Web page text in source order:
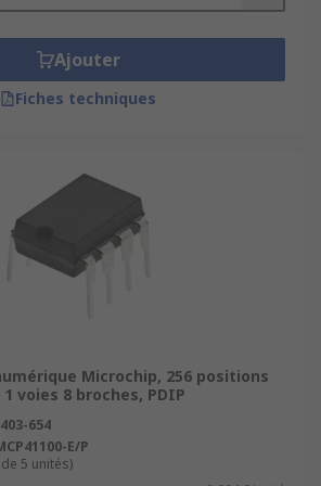
intégrépour des
et fiables.
disponible sur notre
de choisir RS
de potentiomètrespour
électroniques
modèle
Ajouter
Fiches techniques
Microchip, 256 positions
voies 8 broches, PDIP
403-654
E/P
5 unités)